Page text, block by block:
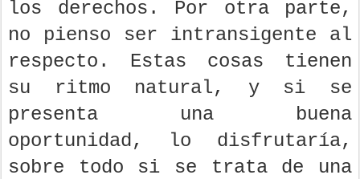
los derechos. Por otra parte,
no pienso ser intransigente al
respecto. Estas cosas tienen
su ritmo natural, y si se
presenta una buena
oportunidad, lo disfrutaría,
sobre todo si se trata de una